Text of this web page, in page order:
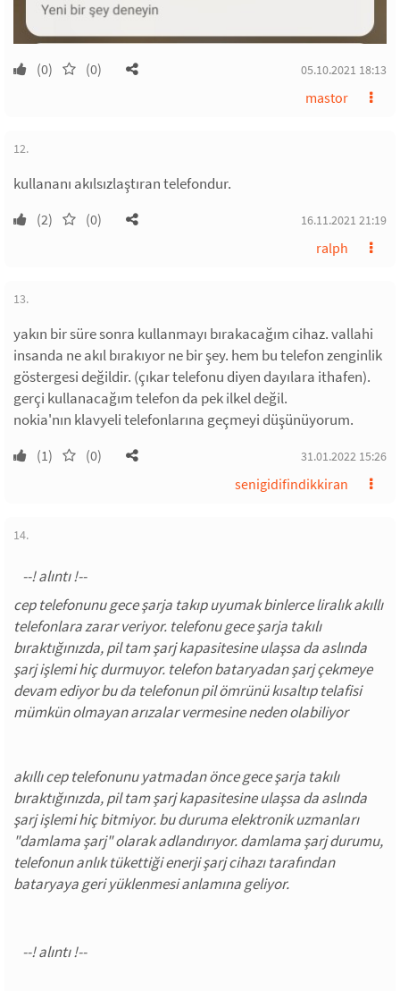
(0) (0) 05.10.2021 18:13
mastor
12.
kullananı akılsızlaştıran telefondur.
(2) (0) 16.11.2021 21:19
ralph
13.
yakın bir süre sonra kullanmayı bırakacağım cihaz. vallahi
insanda ne akıl bırakıyor ne bir şey. hem bu telefon zenginlik
göstergesi değildir. (çıkar telefonu diyen dayılara ithafen).
gerçi kullanacağım telefon da pek ilkel değil.
nokia'nın klavyeli telefonlarına geçmeyi düşünüyorum.
(1) (0) 31.01.2022 15:26
senigidifindikkiran
14.
cep telefonunu gece şarja takıp uyumak binlerce liralık akıllı
telefonlara zarar veriyor. telefonu gece şarja takılı
bıraktığınızda, pil tam şarj kapasitesine ulaşsa da aslında
şarj işlemi hiç durmuyor. telefon bataryadan şarj çekmeye
devam ediyor bu da telefonun pil ömrünü kısaltıp telafisi
mümkün olmayan arızalar vermesine neden olabiliyor
akıllı cep telefonunu yatmadan önce gece şarja takılı
bıraktığınızda, pil tam şarj kapasitesine ulaşsa da aslında
şarj işlemi hiç bitmiyor. bu duruma elektronik uzmanları
"damlama şarj" olarak adlandırıyor. damlama şarj durumu,
telefonun anlık tükettiği enerji şarj cihazı tarafından
bataryaya geri yüklenmesi anlamına geliyor.